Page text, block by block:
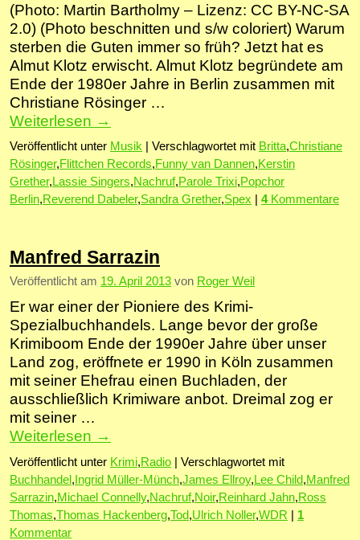
(Photo: Martin Bartholmy – Lizenz: CC BY-NC-SA
2.0) (Photo beschnitten und s/w coloriert) Warum
sterben die Guten immer so früh? Jetzt hat es
Almut Klotz erwischt. Almut Klotz begründete am
Ende der 1980er Jahre in Berlin zusammen mit
Christiane Rösinger …
Weiterlesen →
Veröffentlicht unter Musik Verschlagwortet mit Britta,Christiane
Rösinger,Flittchen Records,Funny van Dannen,Kerstin
Grether, Lassie Singers,Nachruf,Parole Trixi,Popchor
Berlin,Reverend Dabeler,Sandra Grether,Spex 4Kommentare
Manfred Sarrazin
Veröffentlicht am 19. April 2013 von Roger Weil
Er war einer der Pioniere des Krimi-
Spezialbuchhandels. Lange bevor der große
Krimiboom Ende der 1990er Jahre über unser
Land zog, eröffnete er 1990 in Köln zusammen
mit seiner Ehefrau einen Buchladen, der
ausschließlich Krimiware anbot. Dreimal zog er
mit seiner …
Weiterlesen →
Veröffentlicht unter Krimi,Radio
Verschlagwortet mit
Buchhandel , Ingrid Müller-Münch,James Ellroy, Lee Child,Manfred
Sarrazin,Michael Connelly,Nachruf,Noir,Reinhard Jahn,Ross
Thomas,Thomas Hackenberg,Tod,Ulrich Noller,WDR
1
Kommentar